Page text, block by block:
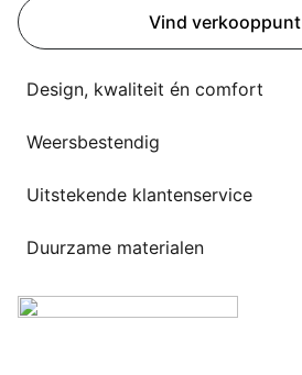
Flagship stores
Contact
Werken bij
Vind verkooppunt
Design, kwaliteit én comfort
Weersbestendig
Uitstekende klantenservice
Duurzame materialen